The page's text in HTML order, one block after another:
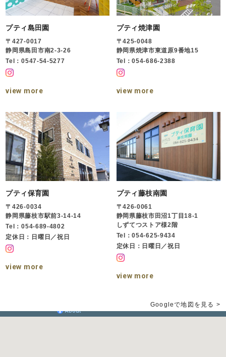
プティ島田園
〒427-0017
静岡県島田市南2-3-26
Tel：0547-54-5277
view more
プティ焼津園
〒425-0048
静岡県焼津市東道原9番地15
Tel：054-686-2388
view more
プティ保育園
〒426-0034
静岡県藤枝市駅前3-14-14
Tel：054-689-4802
定休日：日曜日／祝日
view more
プティ藤枝南園
〒426-0061
静岡県藤枝市田沼1丁目18-1
しずてつストア様2階
Tel：054-625-9434
定休日：日曜日／祝日
view more
Googleで地図を見る >